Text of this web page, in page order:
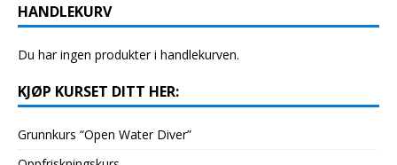
HANDLEKURV
Du har ingen produkter i handlekurven.
KJØP KURSET DITT HER:
Grunnkurs “Open Water Diver”